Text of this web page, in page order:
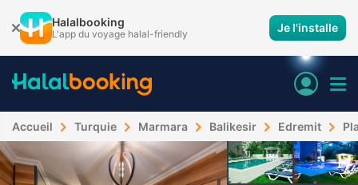
Halalbooking
L'app du voyage halal-friendly Je l'installe
Accueil Turquie Marmara Balikesir Edremit